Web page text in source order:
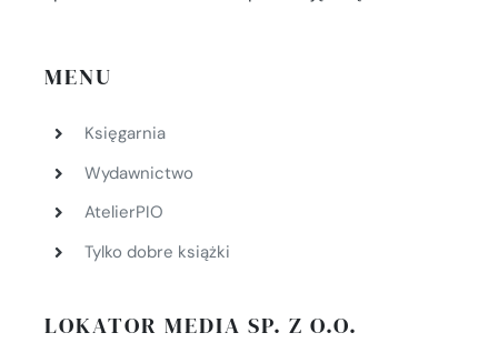
MENU
Księgarnia
Wydawnictwo
AtelierPIO
Tylko dobre książki
LOKATOR MEDIA SP. Z O.O.